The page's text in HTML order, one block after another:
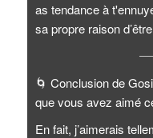
as tendance à
sa propre raison
🌀 Conclusion de
que vous avez aimé
En fait, j’aimerais